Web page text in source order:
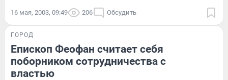
16 мая, 2003, 09:49 206 Обсудить
ГОРОД
Епископ Феофан считает себя
поборником сотрудничества с
властью